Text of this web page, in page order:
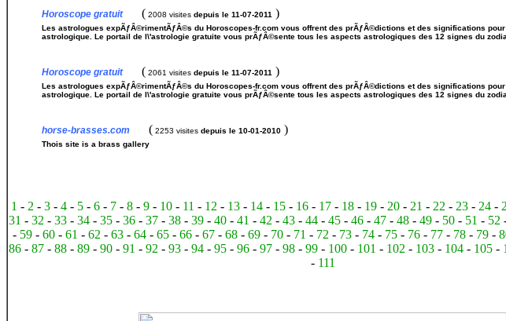
Horoscope gratuit( 2008 visites depuis le 11-07-2011 )
Les astrologues expÃƒÂ©rimentÃƒÂ©s du Horoscopes-fr.com vous offrent des prÃƒÂ©dictions et des significations
astrologique. Le portail de l\'astrologie gratuite vous prÃƒÂ©sente tous les aspects astrologiques des 12 signes du
Horoscope gratuit( 2061 visites depuis le 11-07-2011 )
Les astrologues expÃƒÂ©rimentÃƒÂ©s du Horoscopes-fr.com vous offrent des prÃƒÂ©dictions et des significations
astrologique. Le portail de l\'astrologie gratuite vous prÃƒÂ©sente tous les aspects astrologiques des 12 signes du
horse-brasses.com ( 2253 visites depuis le 10-01-2010 )
Thois site is a brass gallery
1 - 2 - 3- 4- 5- 6- 7- 8- 9- 10- 11 - 12 - 13- 14- 15- 16- 17- 18- 19- 20- 21 - 22 - 23- 24-
31 - 32 - 33- 34- 35- 36- 37- 38- 39- 40- 41 - 42 - 43- 44- 45- 46- 47- 48- 49- 50- 51 - 52
- 59 - 60 - 61 - 62 - 63 - 64 - 65 - 66 - 67 - 68 - 69 - 70 - 71 - 72 - 73 - 74 - 75 - 76 - 77 - 78 - 79 -
86- 87- 88- 89- 90- 91 - 92 - 93- 94- 95- 96- 97- 98- 99- 100- 101 - 102 - 103- 104- 105-
- 111